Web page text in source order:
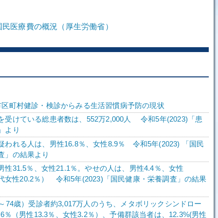
医療費の概況（厚生労働省）
町村健診・検診からみる生活習慣病予防の現状
受けている総患者数は、552万2,000人 令和5年(2023)「患
より
われる人は、男性16.8％、女性8.9％ 令和5年(2023) 「国民
」の結果より
性31.5％、女性21.1％。やせの人は、男性4.4％、女性
女性20.2％） 令和5年(2023)「国民健康・栄養調査」の結果
74歳）受診者約3,017万人のうち、メタボリックシンドロー
％（男性13.3％、女性3.2％）、予備群該当者は、12.3%(男性